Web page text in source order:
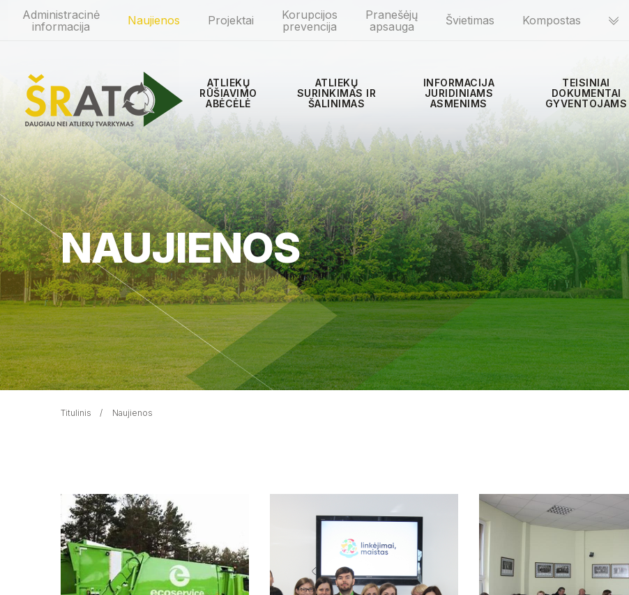
Administracinė
informacija
Naujienos Projektai
Korupcijos
prevencija
Pranešėjų
apsauga
Švietimas Kompostas
ATLIEKŲ
RŪŠIAVIMO
ABĖCĖLĖ
ATLIEKŲ
SURINKIMAS IR
ŠALINIMAS
INFORMACIJA
JURIDINIAMS
ASMENIMS
TEISINIAI
DOKUMENTAI
GYVENTOJAMS
NAUJIENOS
Titulinis Naujienos